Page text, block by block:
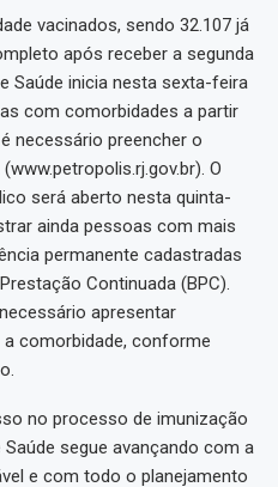
vacinados, sendo 32.107 já
após receber a segunda
Saúde inicia nesta sexta-feira
com comorbidades a partir
necessário preencher o
O
será aberto nesta quinta-
ainda pessoas com mais
permanente cadastradas
Continuada (BPC).
apresentar
comorbidade, conforme
no processo de imunização
segue avançando com a
e com todo o planejamento